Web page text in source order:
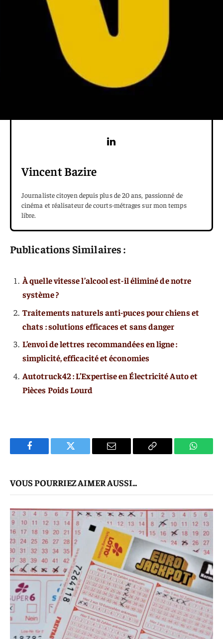
Vincent Bazire
Journaliste citoyen depuis plus de 20 ans, passionné de
cinéma et réalisateur de courts-métrages sur mon temps
libre.
Publications Similaires :
À quelle vitesse l’alcool est-il éliminé de notre
système ?
Traitements naturels anti-puces pour chiens et
chats : solutions efficaces et sans danger
L’envoi de lettres recommandées en ligne :
simplicité, efficacité et économies
Autotruck42 : L’Expertise en Électricité Auto et
Pièces Poids Lourd
Facebook Twitter
E-
Copier
VOUS POURRIEZ AIMER AUSSI...